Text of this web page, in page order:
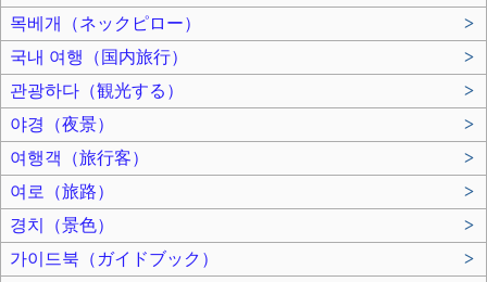
목베개（ネックピロー）
>
국내 여행（国内旅行）
>
관광하다（観光する）
>
야경（夜景）
>
여행객（旅行客）
>
여로（旅路）
>
경치（景色）
>
가이드북（ガイドブック）
>